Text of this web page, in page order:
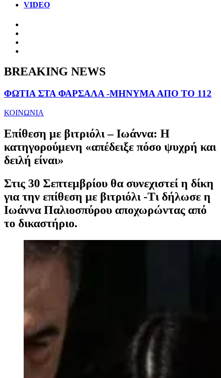
VIDEO
BREAKING NEWS
ΦΩΤΙΑ ΣΤΑ ΦΑΡΣΑΛΑ -ΜΗΝΥΜΑ ΑΠΟ ΤΟ 112
ΚΟΙΝΩΝΙΑ
Επίθεση με βιτριόλι – Ιωάννα: Η
κατηγορούμενη «απέδειξε πόσο ψυχρή και
δειλή είναι»
Στις 30 Σεπτεμβρίου θα συνεχιστεί η δίκη
για την επίθεση με βιτριόλι -Τι δήλωσε η
Ιωάννα Παλιοσπύρου αποχωρώντας από
το δικαστήριο.